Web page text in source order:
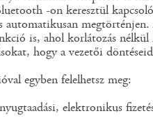
-on keresztül
automatikusan megtörténjen.
is, ahol korlátozás nélkül
hogy a vezetői
egyben felelhetsz meg:
elektronikus